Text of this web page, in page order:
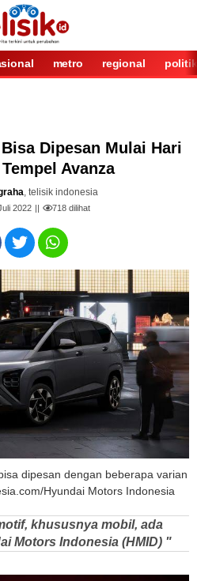
metro regional politik
Dipesan Mulai Hari
Avanza
, telisik indonesia
2022 718 dilihat
dipesan dengan beberapa varian
Hyundai Motors Indonesia
khususnya mobil, ada
Motors Indonesia (HMID) "